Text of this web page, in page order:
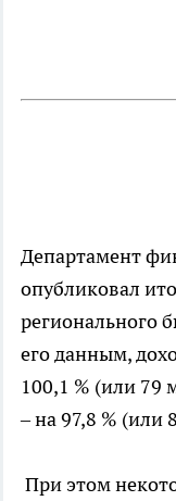
Департамент
опубликовал
регионального
его данным,
100,1 % (или 79
– на 97,8 % (или
При этом